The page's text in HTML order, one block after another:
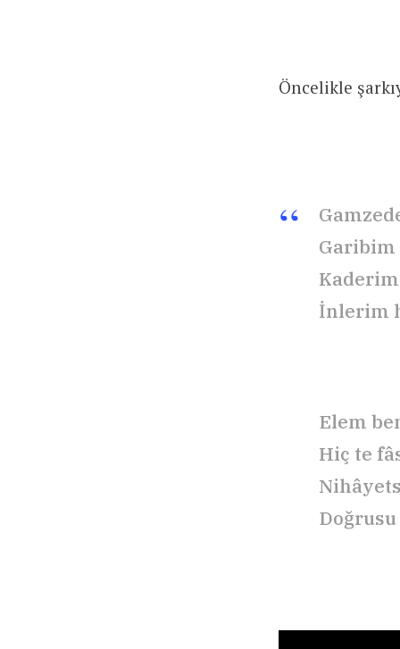
Öncelikle
İnlerim
Elem
Hiç te